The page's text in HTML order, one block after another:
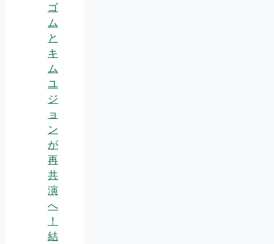
ゴ
ム
と
キ
ム
ユ
ジ
ョ
ン
が
再
共
演
へ
！
結